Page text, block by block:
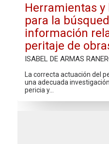
Herramientas
para la
información
peritaje de
ISABEL DE ARMAS
La correcta actuación del
una adecuada
pericia y…